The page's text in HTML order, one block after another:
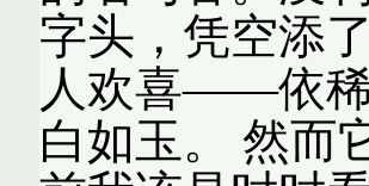
字头，凭空添
人欢喜——依稀
白如玉。 然而